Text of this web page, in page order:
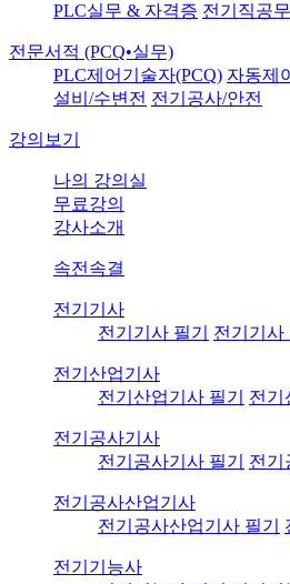
PLC실무 & 자격증 전기직공
전문서적 (PCQ•실무)
PLC제어기술자(PCQ) 자동제
설비/수변전 전기공사/안전
강의보기
나의 강의실
무료강의
강사소개
속전속결
전기기사
전기기사 필기
전기기사
전기산업기사
전기산업기사 필기
전기
전기공사기사
전기공사기사 필기
전기
전기공사산업기사
전기공사산업기사 필기
전기기능사